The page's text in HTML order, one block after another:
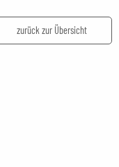
zurück zur Übersicht